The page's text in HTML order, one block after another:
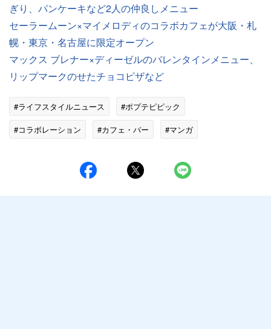
ぎり、パンケーキなど2人の仲良しメニュー
セーラームーン×マイメロディのコラボカフェが大阪・札
幌・東京・名古屋に限定オープン
マックス ブレナー×ディーゼルのバレンタインメニュー、
リップマークのせたチョコピザなど
#ライフスタイルニュース
#ポプテピピック
#コラボレーション
#カフェ・バー
#マンガ